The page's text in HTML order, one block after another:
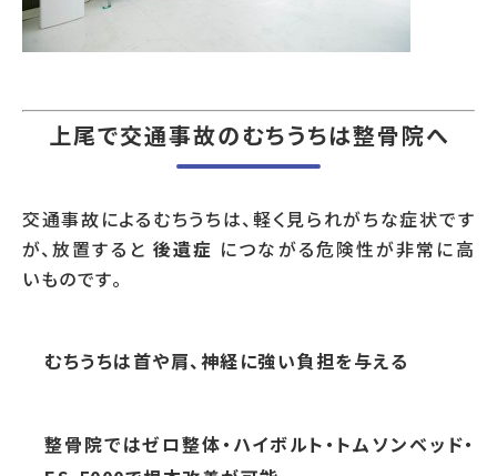
上尾で交通事故のむちうちは整骨院へ
交通事故によるむちうちは、軽く見られがちな症状です
が、放置すると 後遺症 につながる危険性が非常に高
いものです。
むちうちは首や肩、神経に強い負担を与える
整骨院ではゼロ整体・ハイボルト・トムソンベッド・